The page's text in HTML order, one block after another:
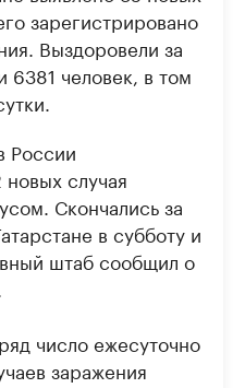
зарегистрировано
Выздоровели за
6381 человек, в том
России
случая
Скончались за
в субботу и
штаб сообщил о
число ежесуточно
заражения